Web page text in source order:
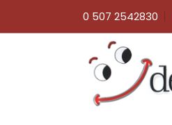
0 507 2542830